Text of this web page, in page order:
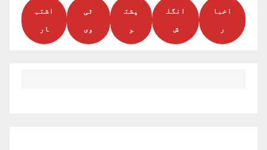
اخبا
ر
انگل
ش
پشت
و
ٹی
وی
اشتہ
ار